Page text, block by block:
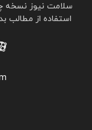
سلامت نیوز نسخه
استفاده از مطالب